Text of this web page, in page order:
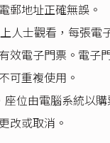
郵地址正確無誤。
人士觀看，每張電
效電子門票。電子
可重複使用。
位由電腦系統以
改或取消。